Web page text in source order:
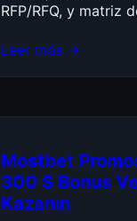
RFP/RFQ, y matriz
Leer más →
Mostbet
300 $ Bonus
Kazanın